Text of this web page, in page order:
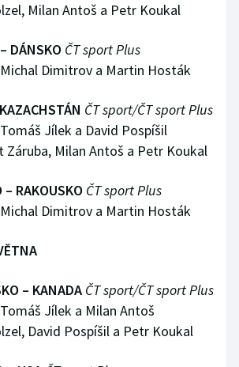
Milan Antoš a Petr Koukal
DÁNSKO ČT sport Plus
Dimitrov a Martin Hosták
ČT sport/ČT sport Plus
Jílek a David Pospíšil
Záruba, Milan Antoš a Petr Koukal
– RAKOUSKO ČT sport Plus
Dimitrov a Martin Hosták
– KANADA ČT sport/ČT sport Plus
Jílek a Milan Antoš
David Pospíšil a Petr Koukal